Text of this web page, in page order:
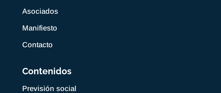
Asociados
Manifiesto
Contacto
Contenidos
Previsión social